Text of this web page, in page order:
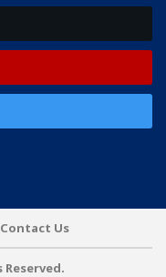
Contact Us
Reserved.